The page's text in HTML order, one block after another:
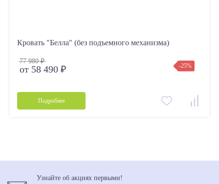
Кровать "Белла" (без подъемного механизма)
77 980 ₽
от 58 490 ₽ -25%
Подробнее
Узнайте об акциях первыми!